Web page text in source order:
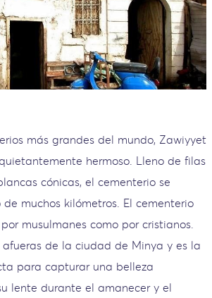
más grandes del mundo, Zawiyyet
hermoso. Lleno de filas
cónicas, el cementerio se
muchos kilómetros. El cementerio
musulmanes como por cristianos.
afueras de la ciudad de Minya y es la
para capturar una belleza
lente durante el amanecer y el